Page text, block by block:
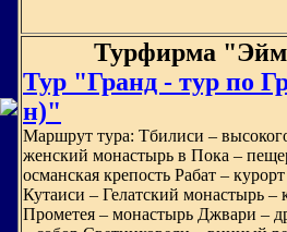
Турфирма
Тур "Гранд - тур по
н)"
Маршрут тура: Тбилиси –
женский монастырь в Пока –
османская крепость Рабат –
Кутаиси – Гелатский монастырь –
Прометея – монастырь Джвари –